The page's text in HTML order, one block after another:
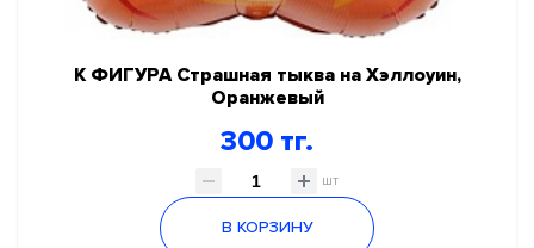
К ФИГУРА Страшная тыква на Хэллоуин,
Оранжевый
300 тг.
шт
В КОРЗИНУ